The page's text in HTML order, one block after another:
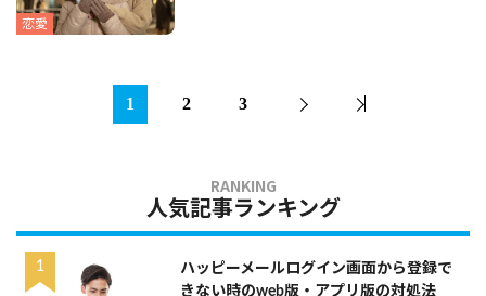
恋愛
1 2 3
人気記事ランキング
ハッピーメールログイン画面から登録で
きない時のweb版・アプリ版の対処法